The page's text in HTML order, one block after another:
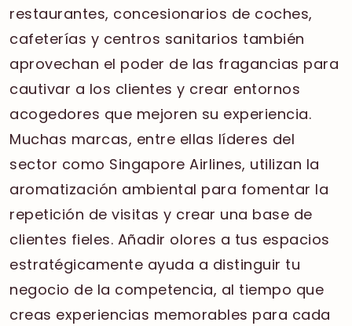
restaurantes, concesionarios de coches,
cafeterías y centros sanitarios también
aprovechan el poder de las fragancias para
cautivar a los clientes y crear entornos
acogedores que mejoren su experiencia.
Muchas marcas, entre ellas líderes del
sector como Singapore Airlines, utilizan la
aromatización ambiental para fomentar la
repetición de visitas y crear una base de
clientes fieles. Añadir olores a tus espacios
estratégicamente ayuda a distinguir tu
negocio de la competencia, al tiempo que
creas experiencias memorables para cada